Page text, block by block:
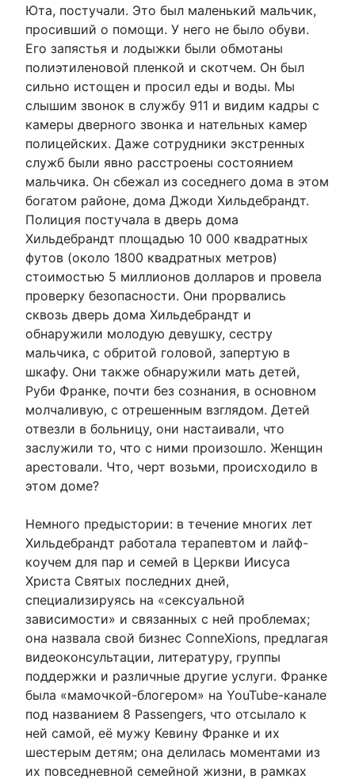
Юта, постучали. Это был маленький мальчик,
просивший о помощи. У него не было обуви.
Его запястья и лодыжки были обмотаны
полиэтиленовой пленкой и скотчем. Он был
сильно истощен и просил еды и воды. Мы
слышим звонок в службу 911 и видим кадры с
камеры дверного звонка и нательных камер
полицейских. Даже сотрудники экстренных
служб были явно расстроены состоянием
мальчика. Он сбежал из соседнего дома в этом
богатом районе, дома Джоди Хильдебрандт.
Полиция постучала в дверь дома
Хильдебрандт площадью 10 000 квадратных
футов (около 1800 квадратных метров)
стоимостью 5 миллионов долларов и провела
проверку безопасности. Они прорвались
сквозь дверь дома Хильдебрандт и
обнаружили молодую девушку, сестру
мальчика, с обритой головой, запертую в
шкафу. Они также обнаружили мать детей,
Руби Франке, почти без сознания, в основном
молчаливую, с отрешенным взглядом. Детей
отвезли в больницу, они настаивали, что
заслужили то, что с ними произошло. Женщин
арестовали. Что, черт возьми, происходило в
этом доме?
Немного предыстории: в течение многих лет
Хильдебрандт работала терапевтом и лайф-
коучем для пар и семей в Церкви Иисуса
Христа Святых последних дней,
специализируясь на «сексуальной
зависимости» и связанных с ней проблемах;
она назвала свой бизнес ConneXions, предлагая
видеоконсультации, литературу, группы
поддержки и различные другие услуги. Франке
была «мамочкой-блогером» на YouTube-канале
под названием 8 Passengers, что отсылало к
ней самой, её мужу Кевину Франке и их
шестерым детям; она делилась моментами из
их повседневной семейной жизни, в рамках